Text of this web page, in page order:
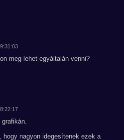
meg lehet egyáltalán venni?
grafikán.
hogy nagyon idegesítenek ezek a